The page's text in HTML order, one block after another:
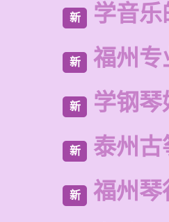
新 学音
新 福州专
新 学钢
新 泰州古
新 福州琴